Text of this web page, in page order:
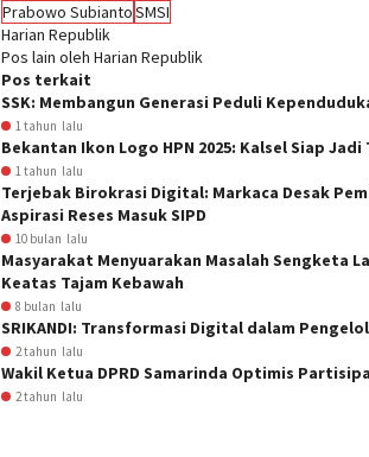
Prabowo SubiantoSMSI
Harian Republik
Pos lain oleh Harian Republik
Pos terkait
SSK: Membangun Generasi Peduli
1 tahun lalu
Bekantan Ikon Logo HPN 2025: Kalsel Siap Jadi
1 tahun lalu
Terjebak Birokrasi Digital: Markaca Desak
Aspirasi Reses Masuk SIPD
10 bulan lalu
Masyarakat Menyuarakan Masalah Sengketa
Keatas Tajam Kebawah
8 bulan lalu
SRIKANDI: Transformasi Digital dalam
2 tahun lalu
Wakil Ketua DPRD Samarinda Optimis
2 tahun lalu